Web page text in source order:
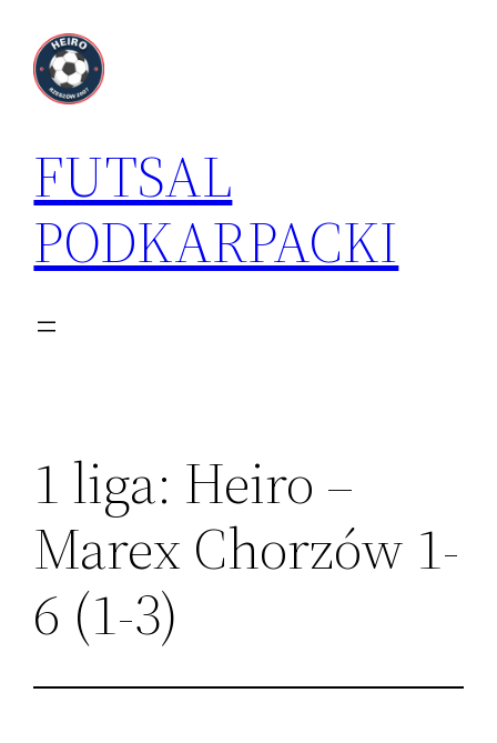
treści
FUTSAL
PODKARPACKI
1 liga: Heiro –
Marex Chorzów 1-
6 (1-3)